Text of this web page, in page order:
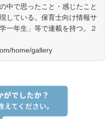
中で思ったこと・感じたこと
している。保育士向け情報サ
一年生」等で連載を持つ。２
home/gallery